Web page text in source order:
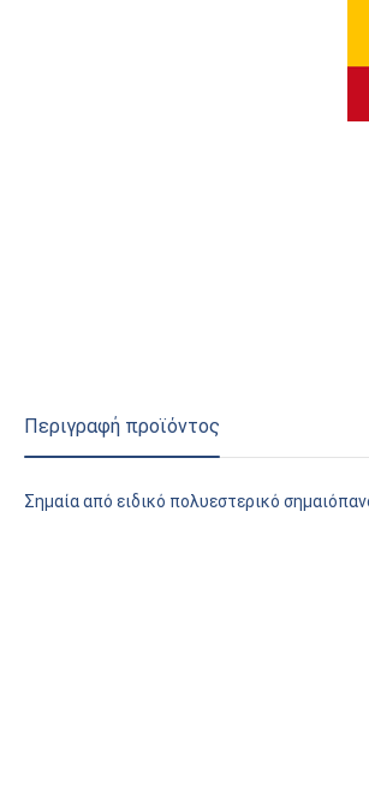
Περιγραφή προϊόντος
Σημαία από ειδικό πολυεστερικό